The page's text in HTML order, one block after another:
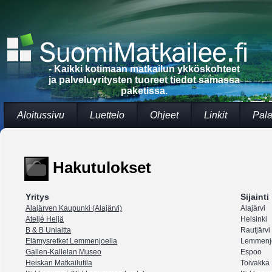
- Kaikki kotimaan matkailun ykköskohteet
ja palveluyritysten tuoreet tiedot samassa
paketissa.
Aloitussivu Luettelo Ohjeet Linkit
Hakutulokset
Yritys Sijainti
Alajärven Kaupunki (Alajärvi)
Alajärvi
Ateljé Heljä
Helsinki
B & B Uniaitta
Rautjärvi
Elämysretket Lemmenjoella
Gallen-Kallelan Museo
Espoo
Heiskan Matkailutila
Toivakka